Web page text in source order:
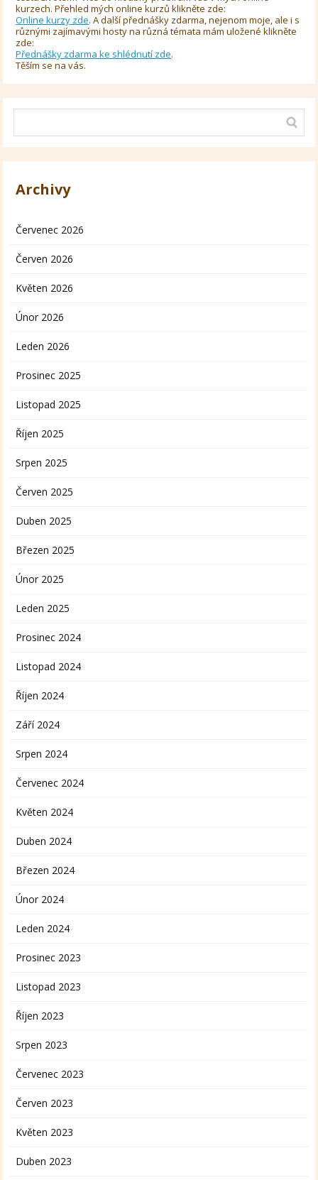
kurzech. Přehled mých online kurzů klikněte zde:
Online kurzy zde. A další přednášky zdarma, nejenom moje, ale i s
různými zajímavými hosty na různá témata mám uložené klikněte
zde:
Přednášky zdarma ke shlédnutí zde.
Těším se na vás.
Archivy
Červenec 2026
Červen 2026
Květen 2026
Únor 2026
Leden 2026
Prosinec 2025
Listopad 2025
Říjen 2025
Srpen 2025
Červen 2025
Duben 2025
Březen 2025
Únor 2025
Leden 2025
Prosinec 2024
Listopad 2024
Říjen 2024
Září 2024
Srpen 2024
Červenec 2024
Květen 2024
Duben 2024
Březen 2024
Únor 2024
Leden 2024
Prosinec 2023
Listopad 2023
Říjen 2023
Srpen 2023
Červenec 2023
Červen 2023
Květen 2023
Duben 2023